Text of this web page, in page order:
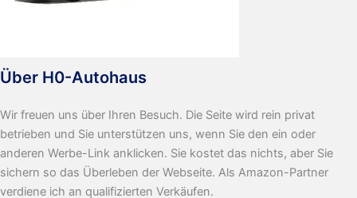
Über H0-Autohaus
Wir freuen uns über Ihren Besuch. Die Seite wird rein privat
betrieben und Sie unterstützen uns, wenn Sie den ein oder
anderen Werbe-Link anklicken. Sie kostet das nichts, aber Sie
sichern so das Überleben der Webseite. Als Amazon-Partner
verdiene ich an qualifizierten Verkäufen.